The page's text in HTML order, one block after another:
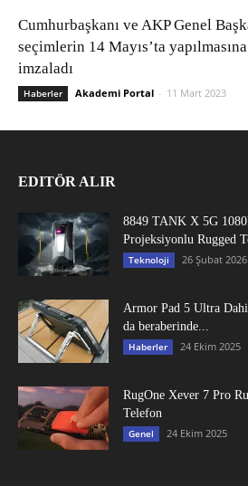
Cumhurbaşkanı ve AKP Genel
seçimlerin 14 Mayıs’ta
imzaladı
Haberler Akademi Portal - 11 Mart 2023
EDITÖR ALIR
8849 TANK X 5G
Projeksiyonlu Rugged
Teknoloji 26 Şubat 2026
Armor Pad 5 Ultra
da beraberinde...
Haberler 24 Ekim 2025
RugOne Xever 7 Pro
Telefon
Genel 24 Ekim 2025